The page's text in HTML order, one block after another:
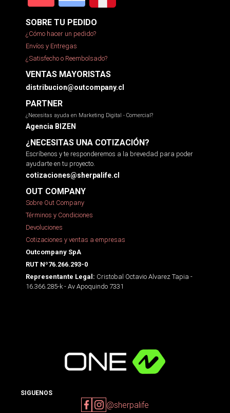
SOBRE TU PEDIDO
¿Cómo hacer un pedido?
Envíos y Entregas
¿Satisfecho o Reembolsado?
VENTAS MAYORISTAS
distribucion@outcompany.cl
PARTNER
¿Necesitas ayuda en Marketing Digital - Comercial?
Agencia BIZEN
¿NECESITAS UNA COTIZACIÓN?
Escríbenos y te responderemos a la brevedad para poder
ayudarte en tu proyecto.
cotizaciones@sherpalife.cl
OUT COMPANY
Sobre Out Company
Términos y Condiciones
Devoluciones
Cotizaciones y ventas a empresas
Outcompany SpA
RUT Nº76.266.293-0
Representante Legal: Cristobal Octavio Alvarez Tapia -
16.366.285-k - Av Apoquindo 7331
SIGUENOS
@sherpalife